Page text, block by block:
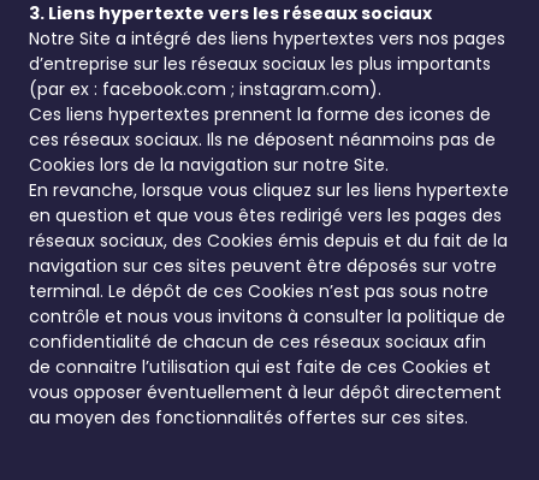
3. Liens hypertexte vers les réseaux sociaux
Notre Site a intégré des liens hypertextes vers nos pages
d’entreprise sur les réseaux sociaux les plus importants
(par ex : facebook.com ; instagram.com).
Ces liens hypertextes prennent la forme des icones de
ces réseaux sociaux. Ils ne déposent néanmoins pas de
Cookies lors de la navigation sur notre Site.
En revanche, lorsque vous cliquez sur les liens hypertexte
en question et que vous êtes redirigé vers les pages des
réseaux sociaux, des Cookies émis depuis et du fait de la
navigation sur ces sites peuvent être déposés sur votre
terminal. Le dépôt de ces Cookies n’est pas sous notre
contrôle et nous vous invitons à consulter la politique de
confidentialité de chacun de ces réseaux sociaux afin
de connaitre l’utilisation qui est faite de ces Cookies et
vous opposer éventuellement à leur dépôt directement
au moyen des fonctionnalités offertes sur ces sites.